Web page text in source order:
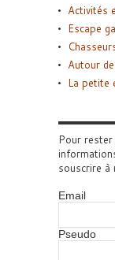
Activités
Escape
Autour
La petite
Pour
souscrire à
Email
Pseudo